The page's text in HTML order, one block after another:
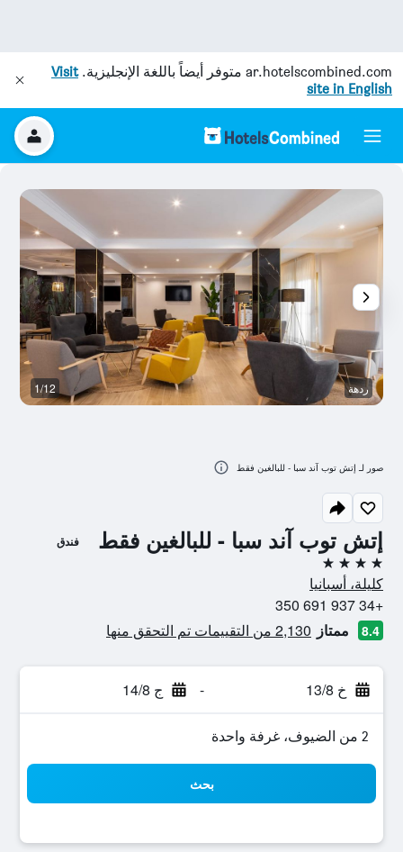
ar.hotelscombined.com متوفر أيضاً باللغة الإنجليزية.Visit
site in English
إتش توب آند سبا - للبالغين فقط فندق
4 نجوم
كليلة، أسبانيا
+34 937 691 350
8.4 ممتاز 2,130 من التقييمات تم التحقق منها
خ 13/8 - ج 14/8
2 من الضيوف، غرفة واحدة
بحث
ردهة 1/12
صور لـ إتش توب آند سبا - للبالغين فقط